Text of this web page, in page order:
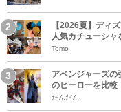
【2026夏】ディ
人気カチューシャ
Tomo
アベンジャーズ
のヒーローを比較
だんだん